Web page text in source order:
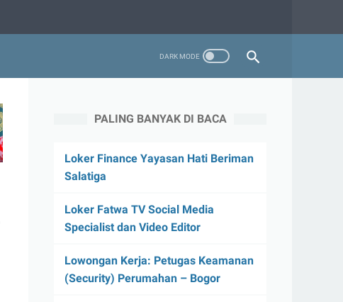
PALING BANYAK DI BACA
Loker Finance Yayasan Hati Beriman
Salatiga
Loker Fatwa TV Social Media
Specialist dan Video Editor
Lowongan Kerja: Petugas Keamanan
(Security) Perumahan – Bogor